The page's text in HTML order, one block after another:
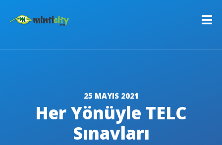
25 MAYIS 2021
Her Yönüyle TELC
Sınavları